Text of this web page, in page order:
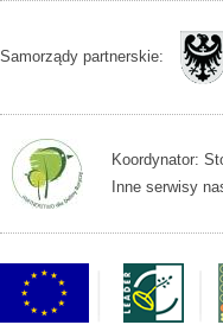
Samorządy partnerskie:
Koordynator:
Inne serwisy